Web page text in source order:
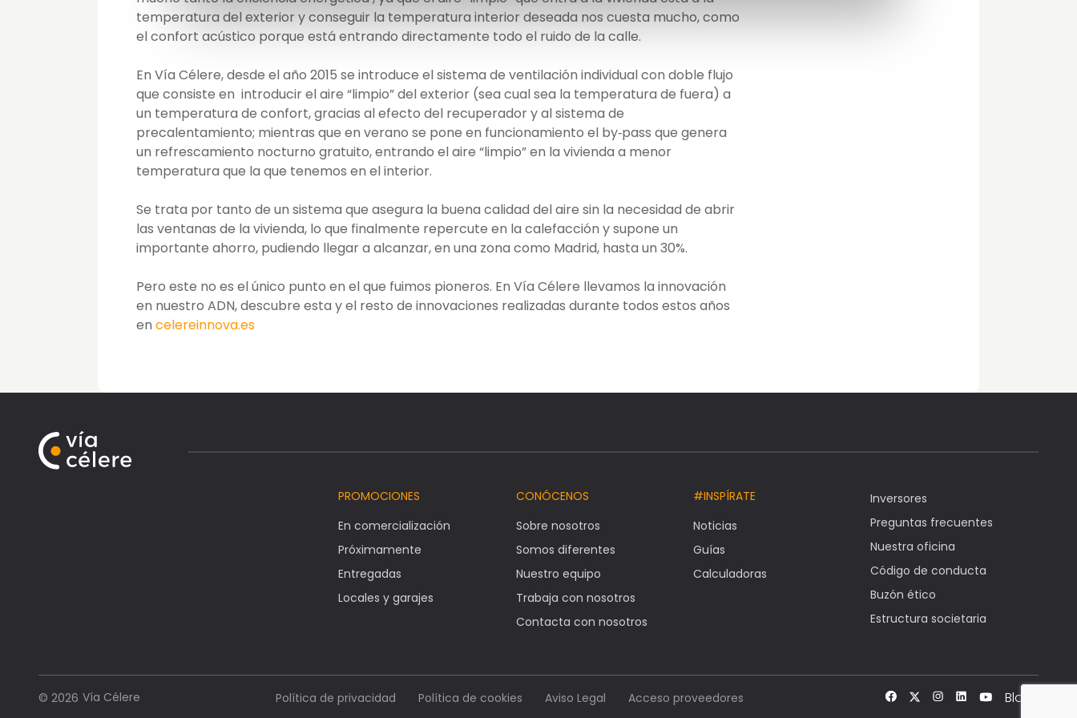
temperatura del exterior y conseguir la temperatura interior deseada nos cuesta mucho, como
el confort acústico porque está entrando directamente todo el ruido de la calle.
En Vía Célere, desde el año 2015 se introduce el sistema de ventilación individual con doble flujo
que consiste en introducir el aire “limpio” del exterior (sea cual sea la temperatura de fuera) a
un temperatura de confort, gracias al efecto del recuperador y al sistema de
precalentamiento; mientras que en verano se pone en funcionamiento el by‐pass que genera
un refrescamiento nocturno gratuito, entrando el aire “limpio” en la vivienda a menor
temperatura que la que tenemos en el interior.
Se trata por tanto de un sistema que asegura la buena calidad del aire sin la necesidad de abrir
las ventanas de la vivienda, lo que finalmente repercute en la calefacción y supone un
importante ahorro, pudiendo llegar a alcanzar, en una zona como Madrid, hasta un 30%.
Pero este no es el único punto en el que fuimos pioneros. En Vía Célere llevamos la innovación
en nuestro ADN, descubre esta y el resto de innovaciones realizadas durante todos estos años
en celereinnova.es
PROMOCIONES
En comercialización
Próximamente
Entregadas
Locales y garajes
CONÓCENOS
Sobre nosotros
Somos diferentes
Nuestro equipo
Trabaja con nosotros
Contacta con nosotros
#INSPÍRATE
Noticias
Guías
Calculadoras
Inversores
Preguntas frecuentes
Nuestra oficina
Código de conducta
Buzón ético
Estructura societaria
© 2026 Vía Célere Política de privacidad Política de cookies Aviso Legal Acceso proveedores Blog